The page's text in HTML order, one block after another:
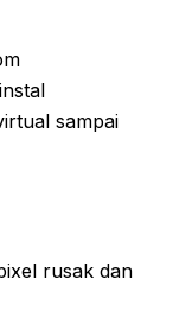
sampai
rusak dan